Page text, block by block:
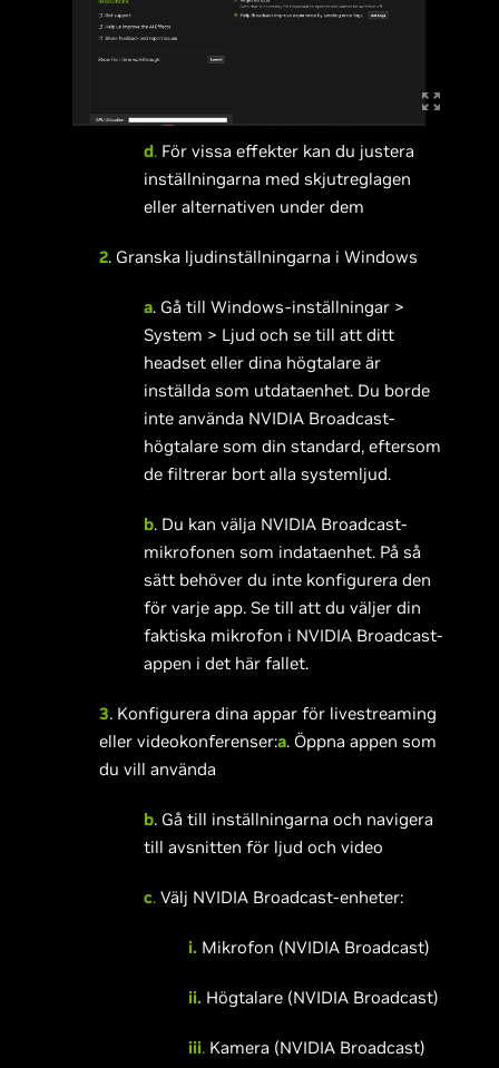
d. För vissa effekter kan du justera
inställningarna med skjutreglagen
eller alternativen under dem
2. Granska ljudinställningarna i Windows
a. Gå till Windows-inställningar >
System > Ljud och se till att ditt
headset eller dina högtalare är
inställda som utdataenhet. Du borde
inte använda NVIDIA Broadcast-
högtalare som din standard, eftersom
de filtrerar bort alla systemljud.
b. Du kan välja NVIDIA Broadcast-
mikrofonen som indataenhet. På så
sätt behöver du inte konfigurera den
för varje app. Se till att du väljer din
faktiska mikrofon i NVIDIA Broadcast-
appen i det här fallet.
3. Konfigurera dina appar för livestreaming
eller videokonferenser:a. Öppna appen som
du vill använda
b. Gå till inställningarna och navigera
till avsnitten för ljud och video
c. Välj NVIDIA Broadcast-enheter:
i. Mikrofon (NVIDIA Broadcast)
ii. Högtalare (NVIDIA Broadcast)
iii. Kamera (NVIDIA Broadcast)